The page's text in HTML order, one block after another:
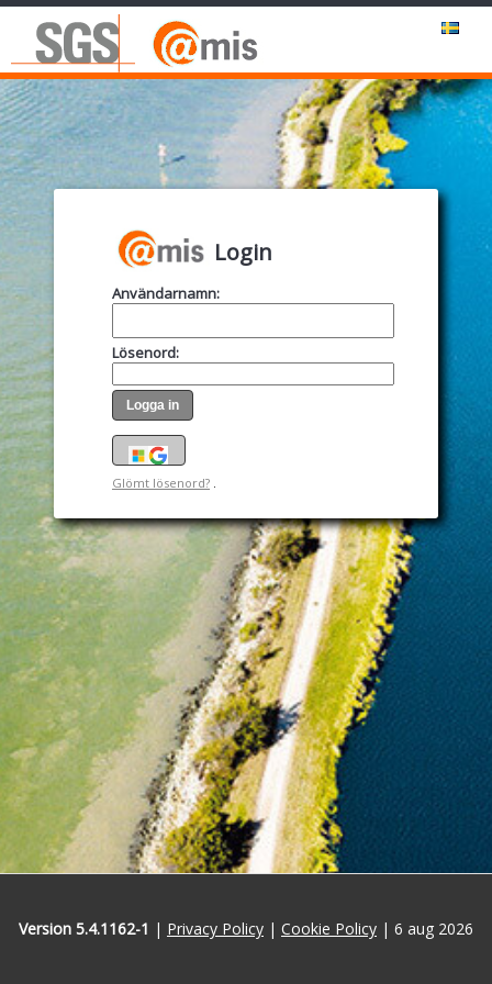
Login
Användarnamn:
Lösenord:
Glömt lösenord? .
Version 5.4.1162-1 | Privacy Policy | Cookie Policy | 6 aug 2026